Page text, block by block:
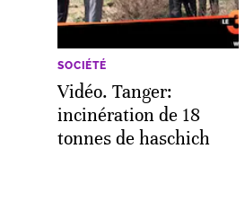
SOCIÉTÉ
Vidéo. Tanger:
incinération de 18
tonnes de haschich